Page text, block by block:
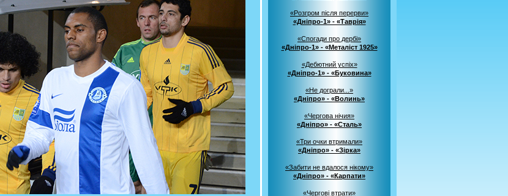
«Розгром після перерви»
«Дніпро-1» - «Таврія»
«Спогади про дербі»
«Дніпро-1» - «Металіст 1925»
«Дебютний успіх»
«Дніпро-1» - «Буковина»
«Не дограли...»
«Дніпро» - «Волинь»
«Чергова нічия»
«Дніпро» - «Сталь»
«Три очки втримали»
«Дніпро» - «Зірка»
«Забити не вдалося нікому»
«Дніпро» - «Карпати»
«Чергові втрати»